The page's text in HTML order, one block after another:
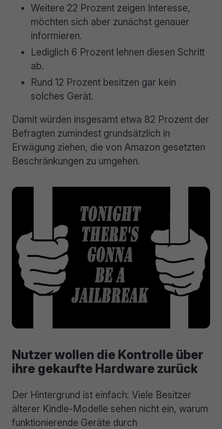
Weitere 22 Prozent zeigen Interesse,
möchten sich aber zunächst genauer
informieren.
Lediglich 6 Prozent lehnen diesen Schritt
ab.
Rund 12 Prozent besitzen gar kein
solches Gerät.
Damit würden insgesamt etwa 82 Prozent der
Befragten zumindest grundsätzlich in
Erwägung ziehen, die von Amazon gesetzten
Beschränkungen zu umgehen.
Nutzer wollen die Kontrolle über
ihre gekaufte Hardware zurück
Der Hintergrund ist einfach: Viele Besitzer
älterer Kindle-Modelle sehen nicht ein, warum
funktionierende Geräte durch